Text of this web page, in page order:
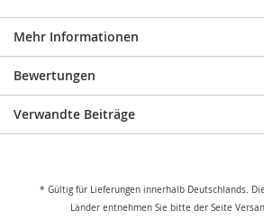
Mehr Informationen
Bewertungen
Verwandte Beiträge
* Gültig für Lieferungen innerhalb Deutschlands.
Länder entnehmen Sie bitte der Seite